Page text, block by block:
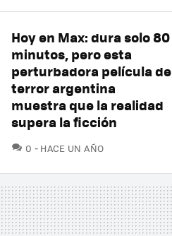
Hoy en Max: dura solo 80
minutos, pero esta
perturbadora película de
terror argentina
muestra que la realidad
supera la ficción
0 COMENTARIOS
HACE UN AÑO